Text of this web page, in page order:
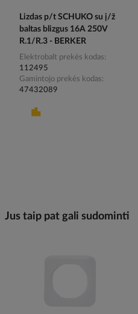
Lizdas p/t SCHUKO su į/ž
baltas blizgus 16A 250V
R.1/R.3 - BERKER
Elektrobalt prekės kodas
112495
Gamintojo prekės kodas
47432089
Jus taip pat gali sudominti